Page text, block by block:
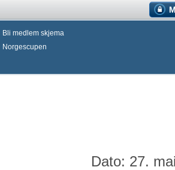
Bli medlem skjema
Norgescupen
Dato: 27.